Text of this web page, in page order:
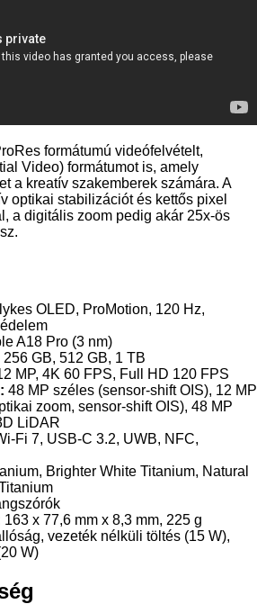
formátumú videófelvételt,
Video) formátumot is, amely
a kreatív szakemberek számára. A
optikai stabilizációt és kettős pixel
a digitális zoom pedig akár 25x-ös
OLED, ProMotion, 120 Hz,
A18 Pro (3 nm)
256 GB, 512 GB, 1 TB
MP, 4K 60 FPS, Full HD 120 FPS
48 MP széles (sensor-shift OIS), 12 MP
zoom, sensor-shift OIS), 48 MP
LiDAR
Fi 7, USB-C 3.2, UWB, NFC,
Brighter White Titanium, Natural
163 x 77,6 mm x 8,3 mm, 225 g
vezeték nélküli töltés (15 W),
W)